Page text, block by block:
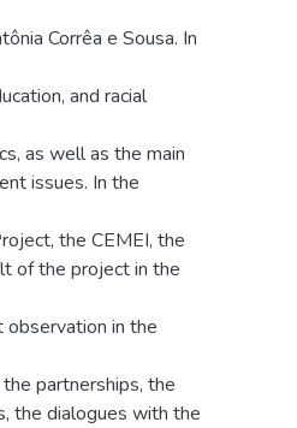
Corrêa e Sousa. In
and racial
as well as the main
issues. In the
the CEMEI, the
of the project in the
observation in the
partnerships, the
the dialogues with the